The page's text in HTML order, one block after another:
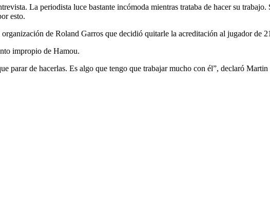
La periodista luce bastante incómoda mientras trataba de hacer su
esto.
de Roland Garros que decidió quitarle la acreditación al jugador de
impropio de Hamou.
parar de hacerlas. Es algo que tengo que trabajar mucho con él”, declaró